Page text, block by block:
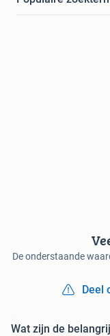
De onderstaande
Deel
Wat zijn de